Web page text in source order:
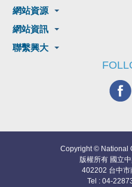
網站資源
網站資訊
聯繫興大
Copyright © National
版權所有 國立
402202 台中市
Tel : 04-